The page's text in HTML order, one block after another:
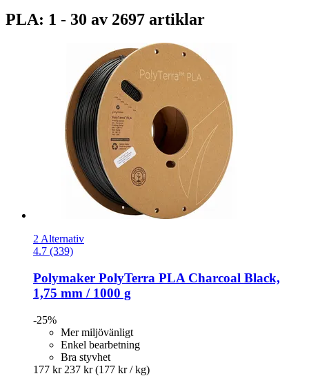
PLA: 1 - 30 av 2697 artiklar
2 Alternativ
4.7 (339)
Polymaker PolyTerra PLA Charcoal Black,
1,75 mm / 1000 g
-25%
Mer miljövänligt
Enkel bearbetning
Bra styvhet
177 kr 237 kr (177 kr / kg)